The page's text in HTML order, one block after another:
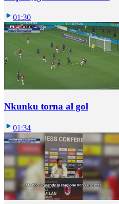
01:30
Nkunku torna al gol
01:34